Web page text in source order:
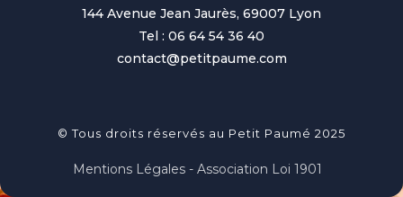
144 Avenue Jean Jaurès, 69007 Lyon
Tel : 06 64 54 36 40
contact@petitpaume.com
© Tous droits réservés au Petit Paumé 2025
Mentions Légales - Association Loi 1901